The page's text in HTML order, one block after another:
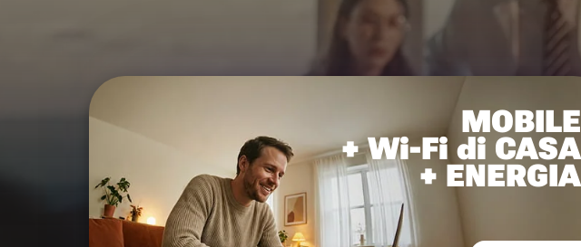
MOBILE
+ Wi-Fi di CASA
+ ENERGIA